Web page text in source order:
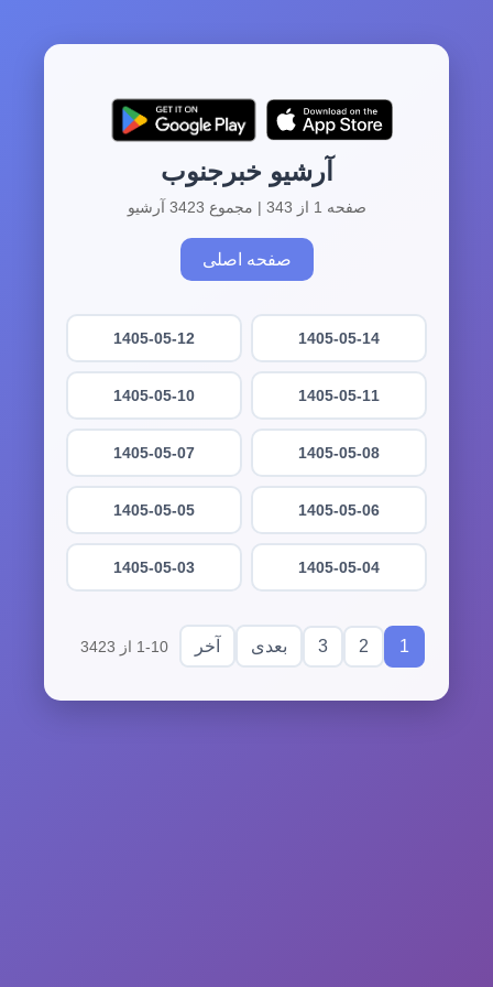
آرشیو خبرجنوب
صفحه 1 از 343 | مجموع 3423 آرشیو
صفحه اصلی
1405-05-14
1405-05-12
1405-05-11
1405-05-10
1405-05-08
1405-05-07
1405-05-06
1405-05-05
1405-05-04
1405-05-03
1
2
3 بعدی آخر 1-10 از 3423